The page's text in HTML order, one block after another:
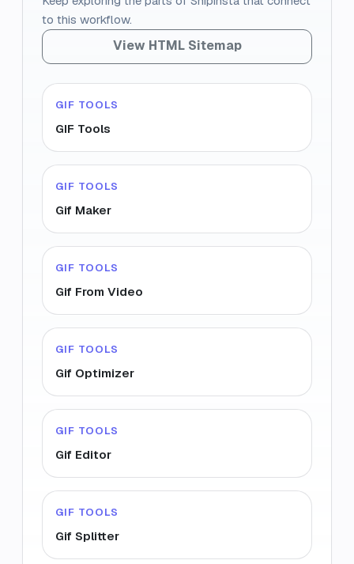
to this workflow.
View HTML Sitemap
GIF TOOLS
GIF Tools
GIF TOOLS
Gif Maker
GIF TOOLS
Gif From Video
GIF TOOLS
Gif Optimizer
GIF TOOLS
Gif Editor
GIF TOOLS
Gif Splitter